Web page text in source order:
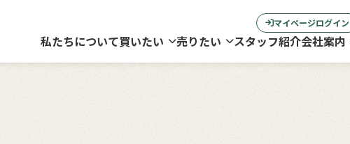
マイページログイン
私たちについて買いたい 売りたい スタッフ紹介会社案内